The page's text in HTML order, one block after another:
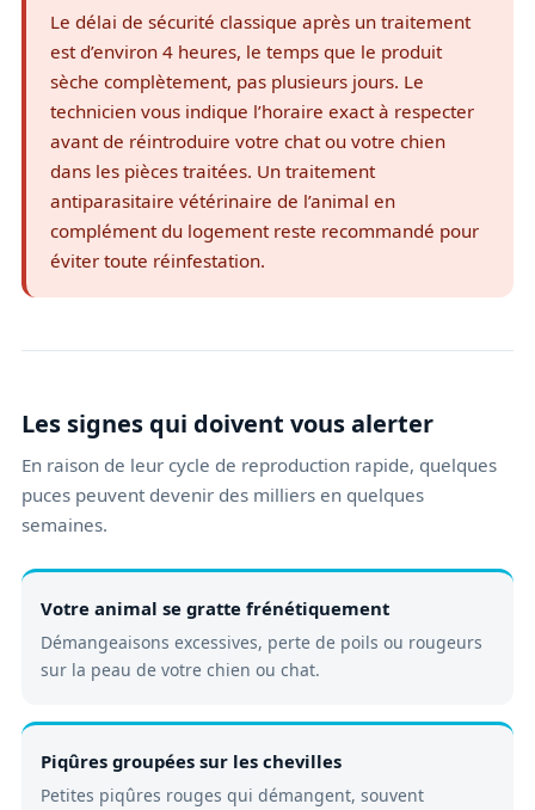
Le délai de sécurité classique après un traitement
est d’environ 4 heures, le temps que le produit
sèche complètement, pas plusieurs jours. Le
technicien vous indique l’horaire exact à respecter
avant de réintroduire votre chat ou votre chien
dans les pièces traitées. Un traitement
antiparasitaire vétérinaire de l’animal en
complément du logement reste recommandé pour
éviter toute réinfestation.
Les signes qui doivent vous alerter
En raison de leur cycle de reproduction rapide, quelques
puces peuvent devenir des milliers en quelques
semaines.
Votre animal se gratte frénétiquement
Démangeaisons excessives, perte de poils ou rougeurs
sur la peau de votre chien ou chat.
Piqûres groupées sur les chevilles
Petites piqûres rouges qui démangent, souvent